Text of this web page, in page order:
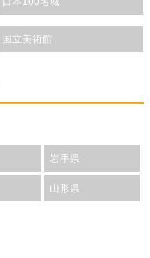
国立美術館
岩手県
山形県